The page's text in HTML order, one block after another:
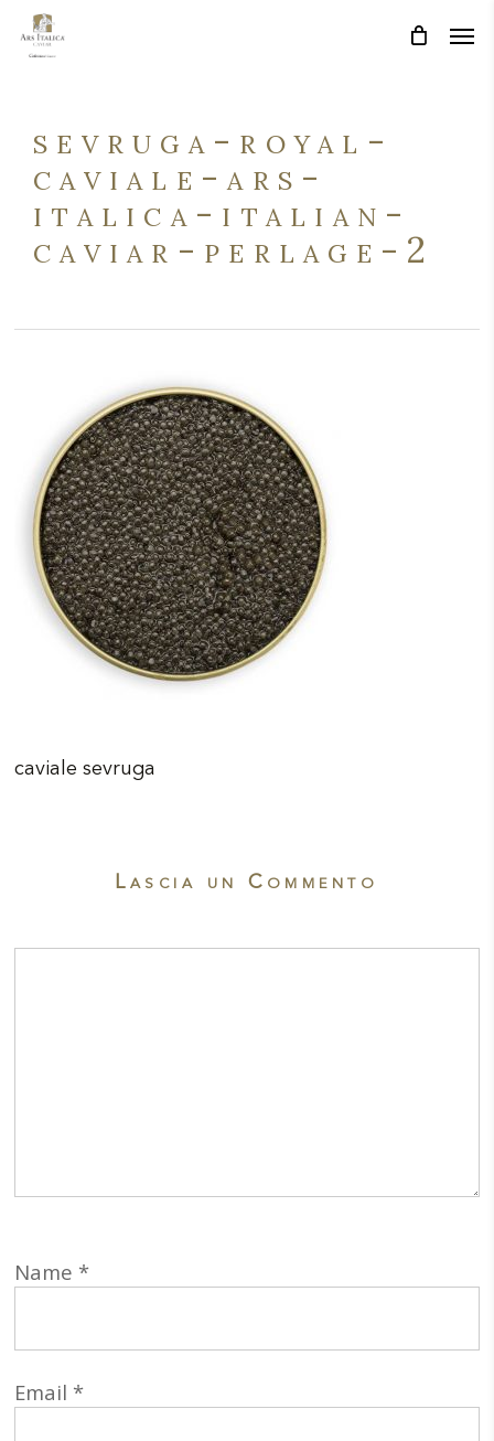
Skip
sevruga-royal-
caviale-ars-
italica-italian-
caviar-perlage-2
caviale sevruga
Lascia un Commento
Name *
Email *